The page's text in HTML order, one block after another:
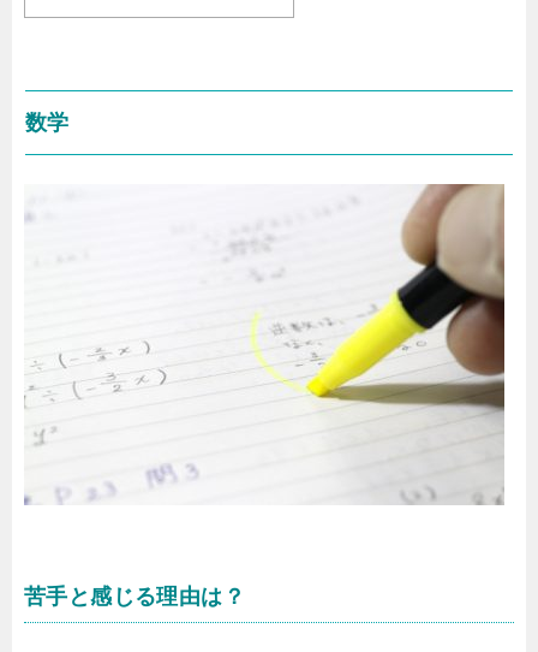
数学
苦手と感じる理由は？